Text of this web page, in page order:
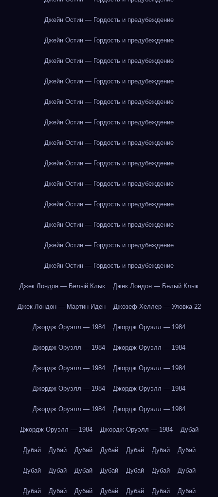
Джейн Остин — Гордость и предубеждение
Джейн Остин — Гордость и предубеждение
Джейн Остин — Гордость и предубеждение
Джейн Остин — Гордость и предубеждение
Джейн Остин — Гордость и предубеждение
Джейн Остин — Гордость и предубеждение
Джейн Остин — Гордость и предубеждение
Джейн Остин — Гордость и предубеждение
Джейн Остин — Гордость и предубеждение
Джейн Остин — Гордость и предубеждение
Джейн Остин — Гордость и предубеждение
Джейн Остин — Гордость и предубеждение
Джейн Остин — Гордость и предубеждение
Джек Лондон — Белый Клык Джек Лондон — Белый Клык
Джек Лондон — Мартин Иден Джозеф Хеллер — Уловка-22
Джордж Оруэлл — 1984 Джордж Оруэлл — 1984
Джордж Оруэлл — 1984 Джордж Оруэлл — 1984
Джордж Оруэлл — 1984 Джордж Оруэлл — 1984
Джордж Оруэлл — 1984 Джордж Оруэлл — 1984
Джордж Оруэлл — 1984 Джордж Оруэлл — 1984
Джордж Оруэлл — 1984 Джордж Оруэлл — 1984 Дубай
Дубай Дубай Дубай Дубай Дубай Дубай Дубай
Дубай Дубай Дубай Дубай Дубай Дубай Дубай
Дубай Дубай Дубай Дубай Дубай Дубай Дубай